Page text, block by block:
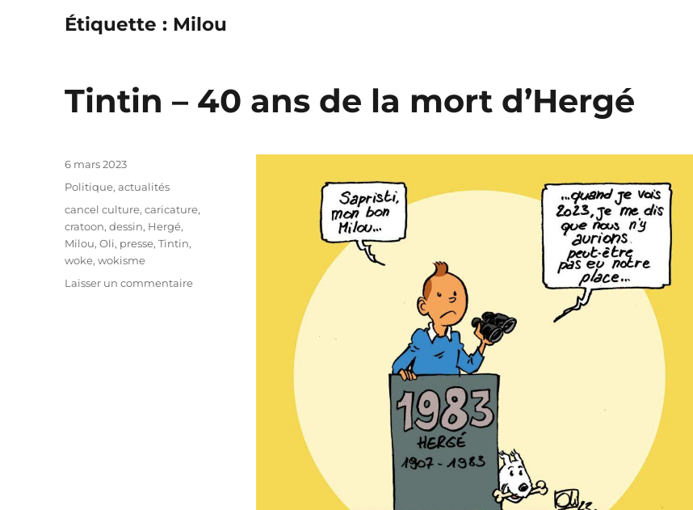
Étiquette : Milou
Tintin – 40 ans de la mort d’Hergé
Publié
6 mars 2023
Catégories
Politique, actualités
Étiquettes
cancel culture,caricature,
cratoon,dessin, Hergé,
Milou,Oli, presse,Tintin,
woke,wokisme
Laisser un commentairesur